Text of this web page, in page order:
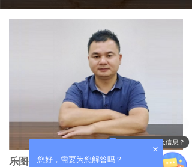
乐图智造科技（苏州）有限公司
报价要提供什么信息？
你们联系方式是？
×
您好，需要为您解答吗？